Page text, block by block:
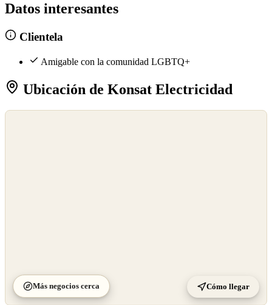
Datos interesantes
Clientela
Amigable con la comunidad LGBTQ+
Ubicación de Konsat Electricidad
Más negocios cerca Cómo llegar